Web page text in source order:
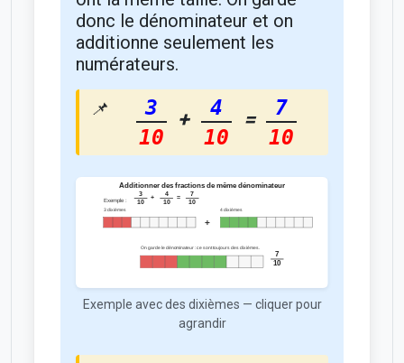
donc le dénominateur et on
additionne seulement les
numérateurs.
3
10
+
4
10
=
7
10
Exemple avec des dixièmes — cliquer pour
agrandir